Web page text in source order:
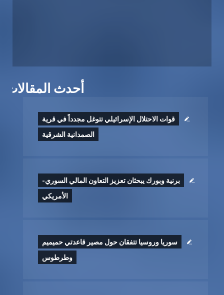
أحدث المقالات
قوات الاحتلال الإسرائيلي تتوغل مجدداً في قرية
الصمدانية الشرقية
برنية وبورك يبحثان تعزيز التعاون المالي السوري-
الأمريكي
سوريا وروسيا تتفقان حول مصير قاعدتي حميميم
وطرطوس